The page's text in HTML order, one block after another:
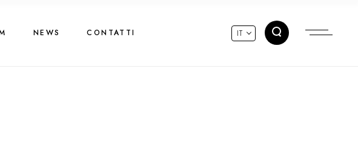
NEWS CONTATTI IT